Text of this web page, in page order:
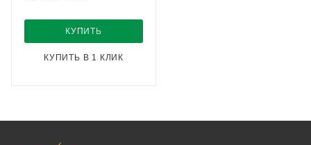
КУПИТЬ
КУПИТЬ В 1 КЛИК